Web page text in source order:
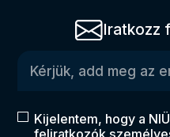
Iratkozz
Kijelentem, hogy a